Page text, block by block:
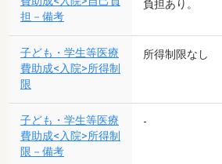
担－備考
負担あり。
子ども・学生等医療
費助成<入院>所得制
限
所得制限なし
子ども・学生等医療
費助成<入院>所得制
限－備考
-